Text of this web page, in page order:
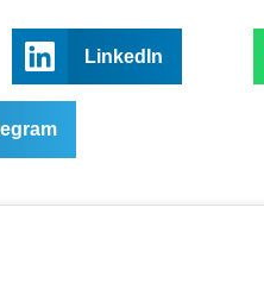
LinkedIn